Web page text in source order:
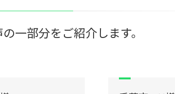
一部分をご紹介します。